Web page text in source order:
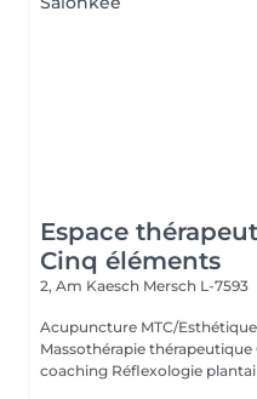
Espace
Cinq éléments
2, Am Kaesch Mersch L-7593
Acupuncture MTC/
Massothérapie
coaching Réflexologie